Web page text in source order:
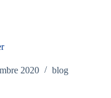
2020 blog